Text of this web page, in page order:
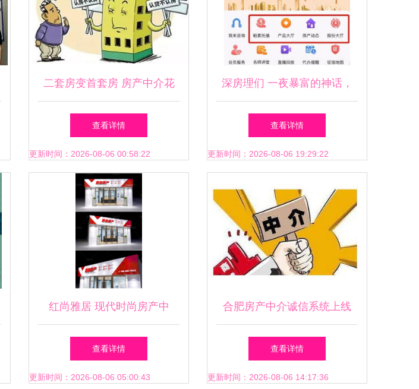
二套房变首套房 房产中介花
式信贷违规乱象揭秘
查看详情
更新时间：2026-08-06 00:58:22
深房理们 一夜暴富的神话，
寒了多少无房者的心
查看详情
更新时间：2026-08-06 19:29:22
红尚雅居 现代时尚房产中
介，为您让爱归家
查看详情
更新时间：2026-08-06 05:00:43
合肥房产中介诚信系统上线
重塑行业信任的关键一步
查看详情
更新时间：2026-08-06 14:17:36